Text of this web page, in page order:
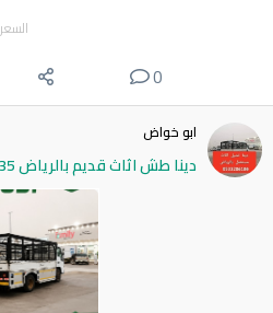
السعر
0
ابو خواض
دينا طش اثاث قديم بالرياض 0542119335